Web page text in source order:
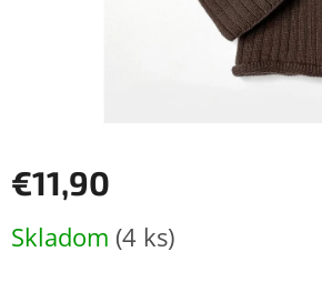
€11,90
cena:
Skladom (4 ks)